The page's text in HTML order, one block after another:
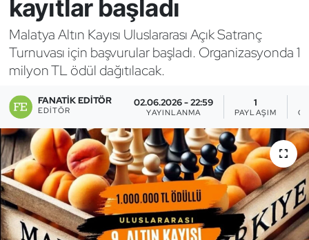
kayıtlar başladı
Malatya Altın Kayısı Uluslararası Açık Satranç
Turnuvası için başvurular başladı. Organizasyonda 1
milyon TL ödül dağıtılacak.
FANATIK EDITÖR
EDITÖR
02.06.2026 - 22:59
YAYINLANMA
1
PAYLAŞIM
Bocce Bowling Dart
Boks
Briç
Buz Hokeyi
Buz Pateni
Çim Hokeyi
Cimnastik